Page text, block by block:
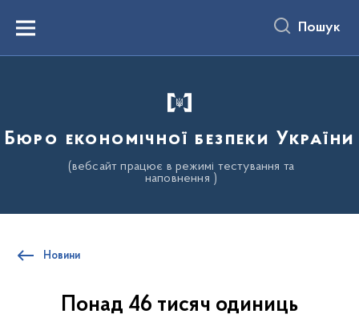
вмістуMenu Пошук
Бюро економічної безпеки України
(вебсайт працює в режимі тестування та
наповнення )
Новини
Понад 46 тисяч одиниць